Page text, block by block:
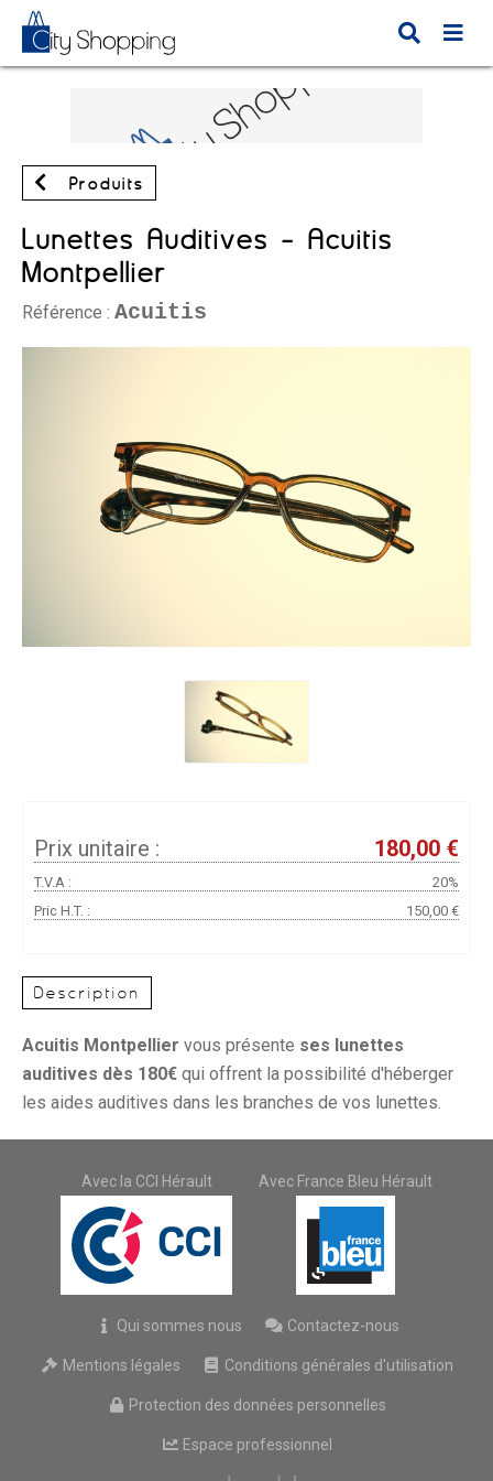
Produits
Lunettes Auditives - Acuitis
Montpellier
Référence : Acuitis
Prix unitaire : 180,00 €
T.V.A :
20%
Pric H.T. :
150,00 €
Description
Acuitis Montpellier vous présente ses lunettes
auditives dès 180€ qui offrent la possibilité d'héberger
les aides auditives dans les branches de vos lunettes.
Avec la CCI Hérault Avec France Bleu Hérault
Qui sommes nous Contactez-nous
Mentions légales Conditions générales d'utilisation
Protection des données personnelles
Espace professionnel